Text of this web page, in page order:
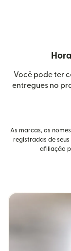
Você pode ter
entregues no
As marcas, os
registradas de
afiliação